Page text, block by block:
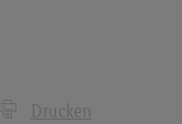
Drucken